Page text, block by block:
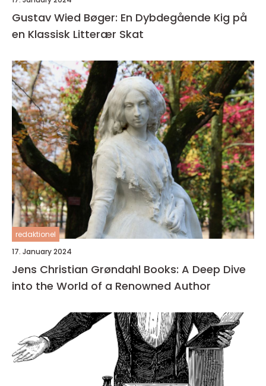
Gustav Wied Bøger: En Dybdegående Kig på
en Klassisk Litterær Skat
redaktionel
17. January 2024
Jens Christian Grøndahl Books: A Deep Dive
into the World of a Renowned Author